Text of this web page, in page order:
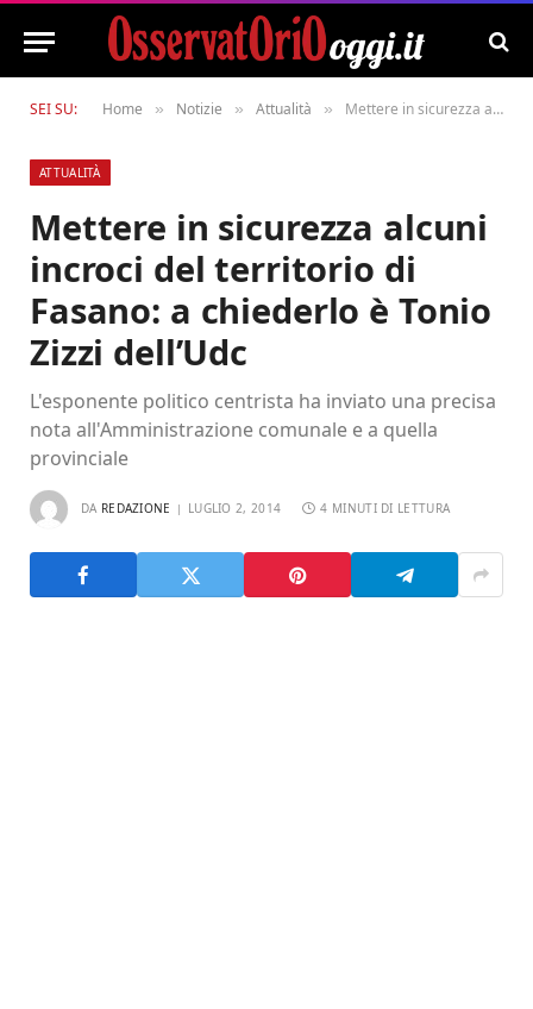
SEI SU: Home » Notizie » Attualità » Mettere in sicurezza alcuni incroci del territorio di Fasano: a chiederlo è Tonio Zizzi dell’Udc
ATTUALITÀ
Mettere in sicurezza alcuni
incroci del territorio di
Fasano: a chiederlo è Tonio
Zizzi dell’Udc
L'esponente politico centrista ha inviato una precisa
nota all'Amministrazione comunale e a quella
provinciale
DA REDAZIONE LUGLIO 2, 2014 4 MINUTI DI LETTURA